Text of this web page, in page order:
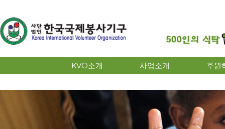
KVO소개 사업소개 후원